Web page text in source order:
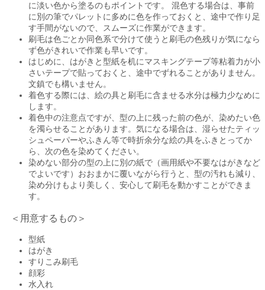
に淡い色から塗るのもポイントです。 混色する場合は、事前
に別の筆でパレットに多めに色を作っておくと、途中で作り足
す手間がないので、スムーズに作業ができます。
刷毛は色ごとか同色系で分けて使うと刷毛の色残りが気になら
ず色がきれいで作業も早いです。
はじめに、はがきと型紙を机にマスキングテープ等粘着力が小
さいテープで貼っておくと、途中でずれることがありません。
文鎮でも構いません。
着色する際には、絵の具と刷毛に含ませる水分は極力少なめに
します。
着色中の注意点ですが、型の上に残った前の色が、染めたい色
を濁らせることがあります。気になる場合は、湿らせたティッ
シュペーパーやふきん等で時折余分な絵の具をふきとってか
ら、次の色を染めてください。
染めない部分の型の上に別の紙で（画用紙や不要なはがきなど
でよいです）おおまかに覆いながら行うと、型の汚れも減り、
染め分けもより美しく、安心して刷毛を動かすことができま
す。
＜用意するもの＞
型紙
はがき
すりこみ刷毛
顔彩
水入れ